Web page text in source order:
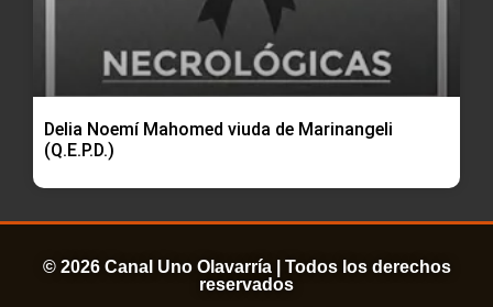
Delia Noemí Mahomed viuda de Marinangeli
(Q.E.P.D.)
© 2026 Canal Uno Olavarría | Todos los derechos
reservados